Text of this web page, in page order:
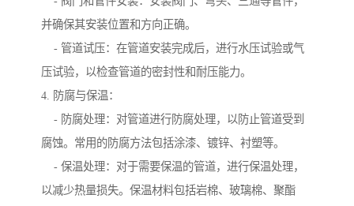
并确保其安装位置和方向正确。
- 管道试压：在管道安装完成后，进行水压试验或气
压试验，以检查管道的密封性和耐压能力。
4. 防腐与保温：
- 防腐处理：对管道进行防腐处理，以防止管道受到
腐蚀。常用的防腐方法包括涂漆、镀锌、衬塑等。
- 保温处理：对于需要保温的管道，进行保温处理，
以减少热量损失。保温材料包括岩棉、玻璃棉、聚酯